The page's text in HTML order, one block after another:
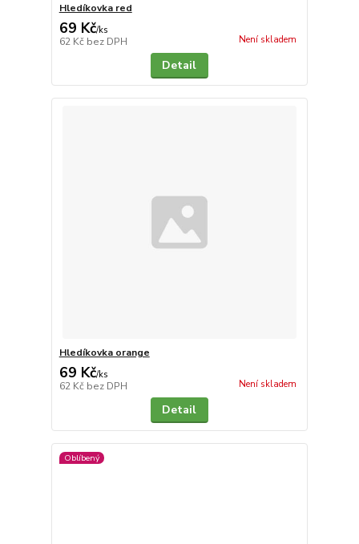
Hledíkovka red
69 Kč/ks
62 Kč bez DPH Není skladem
Detail
Hledíkovka orange
69 Kč/ks
62 Kč bez DPH Není skladem
Detail
Oblíbený